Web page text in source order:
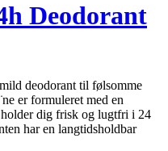
Deodorant
deodorant til følsomme
er formuleret med en
dig frisk og lugtfri i 24
har en langtidsholdbar